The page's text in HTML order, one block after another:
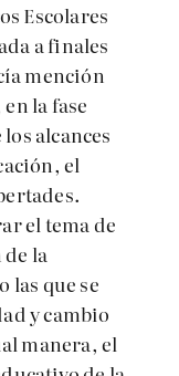
Escolares
a finales
mención
la fase
alcances
el
el tema de
la
que se
y cambio
manera, el